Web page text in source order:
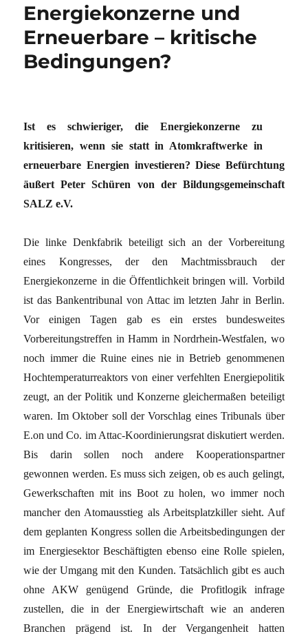
Energiekonzerne und
Erneuerbare – kritische
Bedingungen?
Ist es schwieriger, die Energiekonzerne zu
kritisieren, wenn sie statt in Atomkraftwerke in
erneuerbare Energien investieren? Diese Befürchtung
äußert Peter Schüren von der Bildungsgemeinschaft
SALZ e.V.
Die linke Denkfabrik beteiligt sich an der Vorbereitung
eines Kongresses, der den Machtmissbrauch der
Energiekonzerne in die Öffentlichkeit bringen will. Vorbild
ist das Bankentribunal von Attac im letzten Jahr in Berlin.
Vor einigen Tagen gab es ein erstes bundesweites
Vorbereitungstreffen in Hamm in Nordrhein-Westfalen, wo
noch immer die Ruine eines nie in Betrieb genommenen
Hochtemperaturreaktors von einer verfehlten Energiepolitik
zeugt, an der Politik und Konzerne gleichermaßen beteiligt
waren. Im Oktober soll der Vorschlag eines Tribunals über
E.on und Co. im Attac-Koordinierungsrat diskutiert werden.
Bis darin sollen noch andere Kooperationspartner
gewonnen werden. Es muss sich zeigen, ob es auch gelingt,
Gewerkschaften mit ins Boot zu holen, wo immer noch
mancher den Atomausstieg als Arbeitsplatzkiller sieht. Auf
dem geplanten Kongress sollen die Arbeitsbedingungen der
im Energiesektor Beschäftigten ebenso eine Rolle spielen,
wie der Umgang mit den Kunden. Tatsächlich gibt es auch
ohne AKW genügend Gründe, die Profitlogik infrage
zustellen, die in der Energiewirtschaft wie an anderen
Branchen prägend ist. In der Vergangenheit hatten